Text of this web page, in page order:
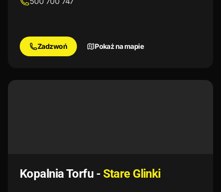
Zadzwoń Pokaż na mapie
Kopalnia Torfu - Stare Glinki